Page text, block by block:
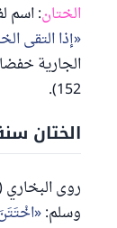
الختان: اسم
إذا التقى
152).
الختان
وسلم: